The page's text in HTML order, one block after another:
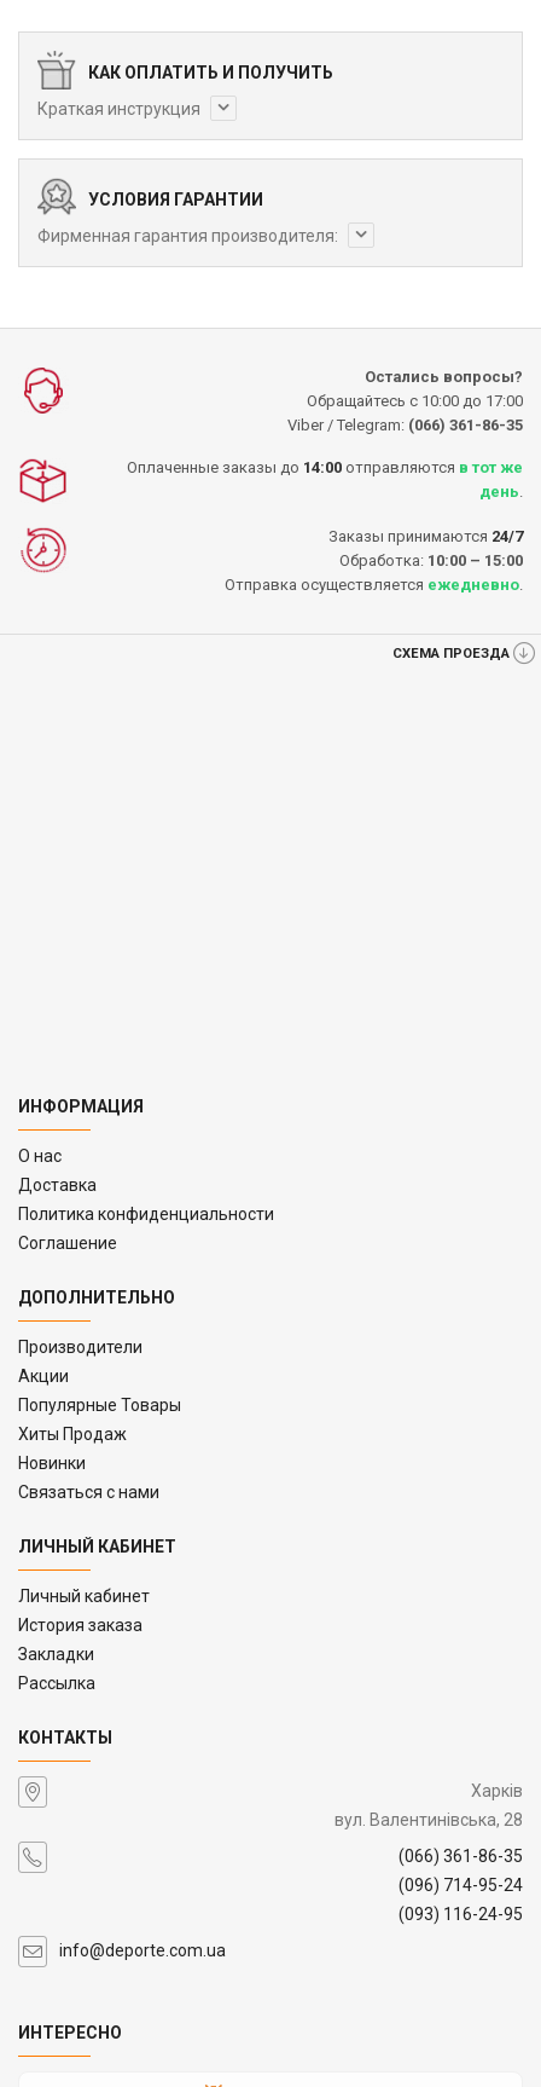
КАК ОПЛАТИТЬ И ПОЛУЧИТЬ
Краткая инструкция
УСЛОВИЯ ГАРАНТИИ
Фирменная гарантия производителя:
Остались вопросы?
Обращайтесь с 10:00 до 17:00
Viber / Telegram: (066) 361-86-35
Оплаченные заказы до 14:00 отправляются в тот же
день
Заказы принимаются 24/7
Обработка: 10:00 – 15:00
Отправка осуществляется ежедневно
СХЕМА ПРОЕЗДА
ИНФОРМАЦИЯ
O нас
Доставка
Политика конфиденциальности
Соглашение
ДОПОЛНИТЕЛЬНО
Производители
Акции
Популярные Товары
Хиты Продаж
Новинки
Связаться с нами
ЛИЧНЫЙ КАБИНЕТ
Личный кабинет
История заказа
Закладки
Рассылка
КОНТАКТЫ
Харків
вул. Валентинівська, 28
(066) 361-86-35
(096) 714-95-24
(093) 116-24-95
info@deporte.com.ua
ИНТЕРЕСНО